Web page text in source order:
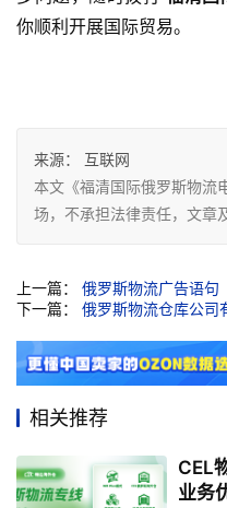
你顺利开展国际贸易。
来源：
互联网
本文《福清国际俄罗斯物流
场，不承担法律责任，文章
上一篇： 俄罗斯物流广告语句
下一篇： 俄罗斯物流仓库公司
相关推荐
CEL
业务